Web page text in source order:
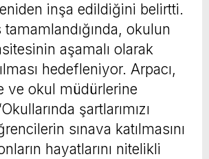
inşa edildiğini belirtti.
okulun
aşamalı olarak
hedefleniyor. Arpacı,
ve okul müdürlerine
şartlarımızı
sınava katılmasını
hayatlarını nitelikli